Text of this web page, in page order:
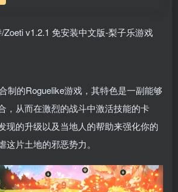
制的Roguelike游戏，其特色是一副能够
，从而在激烈的战斗中激活技能的卡
现的升级以及当地人的帮助来强化你的
片土地的邪恶势力。